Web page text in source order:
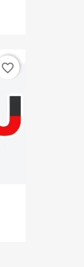
favorite_border